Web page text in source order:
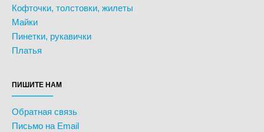
Кофточки, толстовки, жилеты
Майки
Пинетки, рукавички
Платья
ПИШИТЕ НАМ
Обратная связь
Письмо на Email